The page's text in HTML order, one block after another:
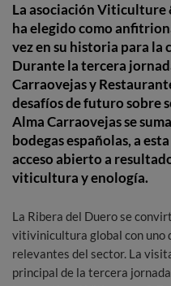
La asociación Viticulture
ha elegido como
vez en su historia para la
Durante la tercera
Carraovejas y
desafíos de futuro sobre
Alma Carraovejas se
bodegas españolas, a
acceso abierto a
viticultura y enología.
La Ribera del Duero se
vitivinicultura global con uno
relevantes del sector. La
principal de la tercera